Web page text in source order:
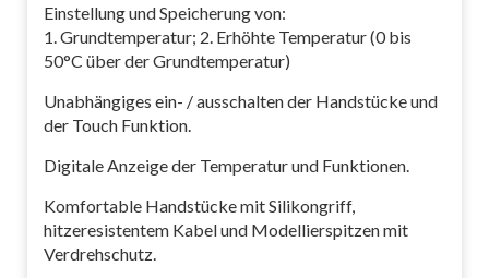
Einstellung und Speicherung von:
1. Grundtemperatur; 2. Erhöhte Temperatur (0 bis
50°C über der Grundtemperatur)
Unabhängiges ein- / ausschalten der Handstücke und
der Touch Funktion.
Digitale Anzeige der Temperatur und Funktionen.
Komfortable Handstücke mit Silikongriff,
hitzeresistentem Kabel und Modellierspitzen mit
Verdrehschutz.